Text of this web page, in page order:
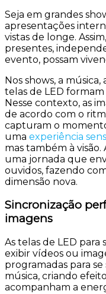
Seja em grandes
apresentações
vistas de longe.
presentes,
evento, possam
Nos shows, a
telas de LED
Nesse contexto, as
de acordo com o
capturam o
uma experiência
mas também à
uma jornada que
ouvidos, fazendo
dimensão nova.
Sincronização
imagens
As telas de LED para
exibir vídeos ou
programadas para se
música, criando
acompanham a